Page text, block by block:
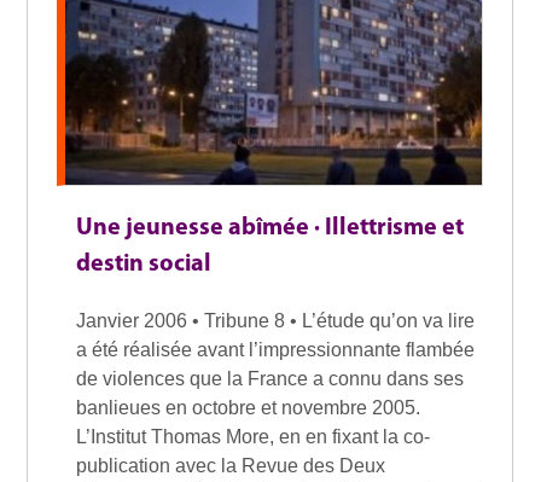
Une jeunesse abîmée · Illettrisme et
destin social
Janvier 2006 • Tribune 8 • L’étude qu’on va lire
a été réalisée avant l’impressionnante flambée
de violences que la France a connu dans ses
banlieues en octobre et novembre 2005.
L’Institut Thomas More, en en fixant la co-
publication avec la Revue des Deux